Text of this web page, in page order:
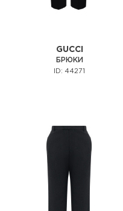
GUCCI
БРЮКИ
ID: 44271